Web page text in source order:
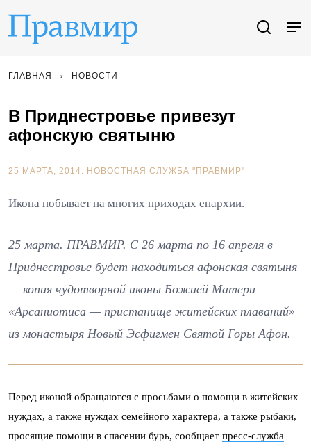
ГЛАВНАЯ НОВОСТИ
В Приднестровье привезут
афонскую святыню
25 МАРТА, 2014. НОВОСТНАЯ СЛУЖБА "ПРАВМИР"
Икона побывает на многих приходах епархии.
25 марта. ПРАВМИР. С 26 марта по 16 апреля в
Приднестровье будет находиться афонская святыня
— копия чудотворной иконы Божией Матери
«Арсаниотиса — пристанище житейских плаваний»
из монастыря Новый Эсфигмен Святой Горы Афон.
Перед иконой обращаются с просьбами о помощи в житейских
нуждах, а также нуждах семейного характера, а также рыбаки,
просящие помощи в спасении бурь, сообщает пресс-служба